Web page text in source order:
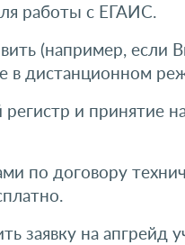
работы с ЕГАИС.
(например, если
дистанционном
регистр и
по договору
заявку на апгрейд